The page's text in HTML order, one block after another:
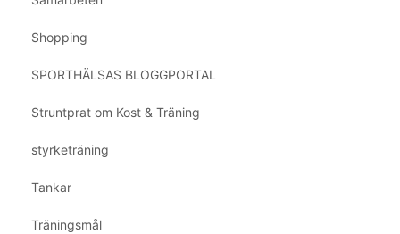
Shopping
SPORTHÄLSAS BLOGGPORTAL
Struntprat om Kost & Träning
styrketräning
Tankar
Träningsmål